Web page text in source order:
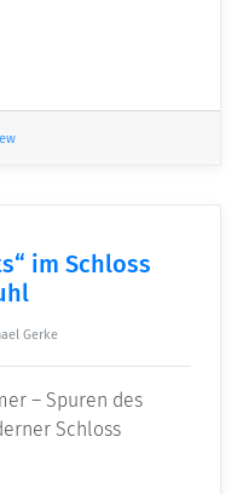
im Schloss
Gerke
– Spuren des
Schloss